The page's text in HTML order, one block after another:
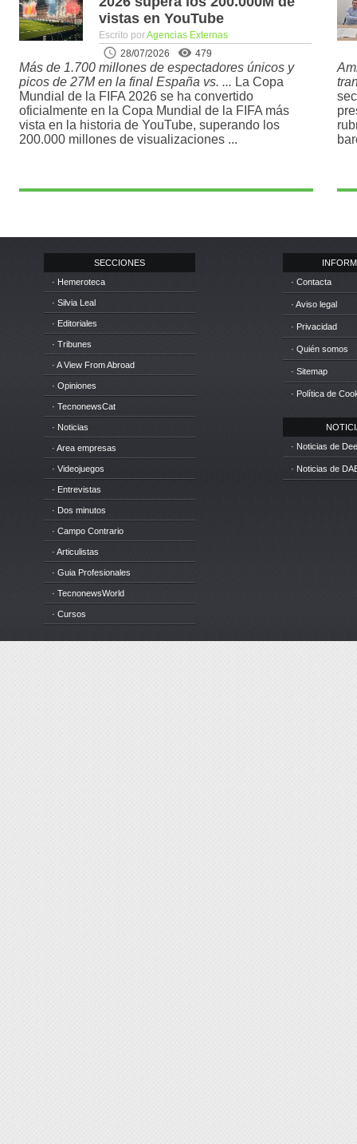
vistas en YouTube
Escrito porAgencias Externas
28/07/2026
479
Más de 1.700 millones de espectadores únicos y
picos de 27M en la final España vs. ... La Copa
Mundial de la FIFA 2026 se ha convertido
oficialmente en la Copa Mundial de la FIFA más
vista en la historia de YouTube, superando los
200.000 millones de visualizaciones ...
SECCIONES
· Hemeroteca
· Silvia Leal
· Editoriales
· Tribunes
· A View From Abroad
· Opiniones
· TecnonewsCat
· Noticias
· Area empresas
· Videojuegos
· Entrevistas
· Dos minutos
· Campo Contrario
· Articulistas
· Guia Profesionales
· TecnonewsWorld
· Cursos
· Contacta
· Aviso legal
· Privacidad
· Quién somos
· Sitemap
· Política de
· Noticias de
· Noticias de